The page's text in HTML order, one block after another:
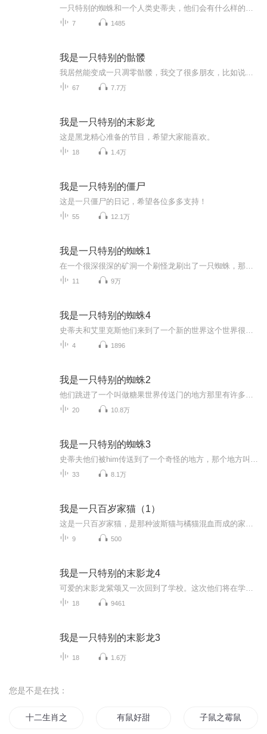
7 1485
我是一只特别的骷髅
67 7.7万
我是一只特别的末影龙
这是黑龙精心准备的节目，希望大家能喜欢。
18 1.4万
我是一只特别的僵尸
这是一只僵尸的日记，希望各位多多支持！
55 12.1万
我是一只特别的蜘蛛1
11 9万
我是一只特别的蜘蛛4
4 1896
我是一只特别的蜘蛛2
20 10.8万
我是一只特别的蜘蛛3
33 8.1万
我是一只百岁家猫（1）
9 500
我是一只特别的末影龙4
18 9461
我是一只特别的末影龙3
18 1.6万
您是不是在找：
十二生肖之子鼠 有鼠好甜 子鼠之霉鼠